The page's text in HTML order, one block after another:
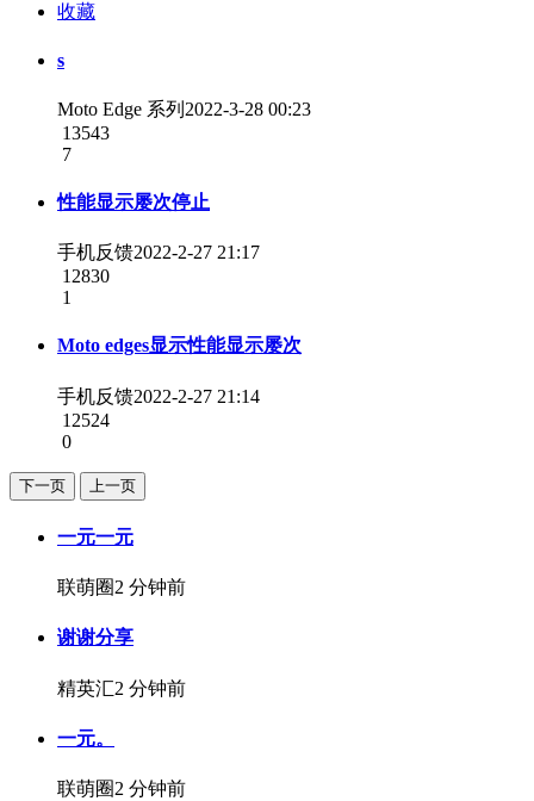
收藏
s
Moto Edge 系列 2022-3-28 00:23
13543
7
性能显示屡次停止
手机反馈2022-2-27 21:17
12830
1
Moto edges显示性能显示屡次
手机反馈2022-2-27 21:14
12524
0
下一页 上一页
一元一元
联萌圈2 分钟前
谢谢分享
精英汇2 分钟前
一元。
联萌圈2 分钟前